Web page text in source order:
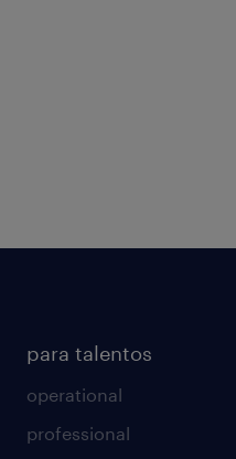
para talentos
operational
professional